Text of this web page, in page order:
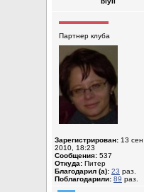
Партнер клуба
Зарегистрирован: 13 сен
2010, 18:23
Сообщения: 537
Откуда: Питер
Благодарил (а): 23 раз.
Поблагодарили: 89 раз.